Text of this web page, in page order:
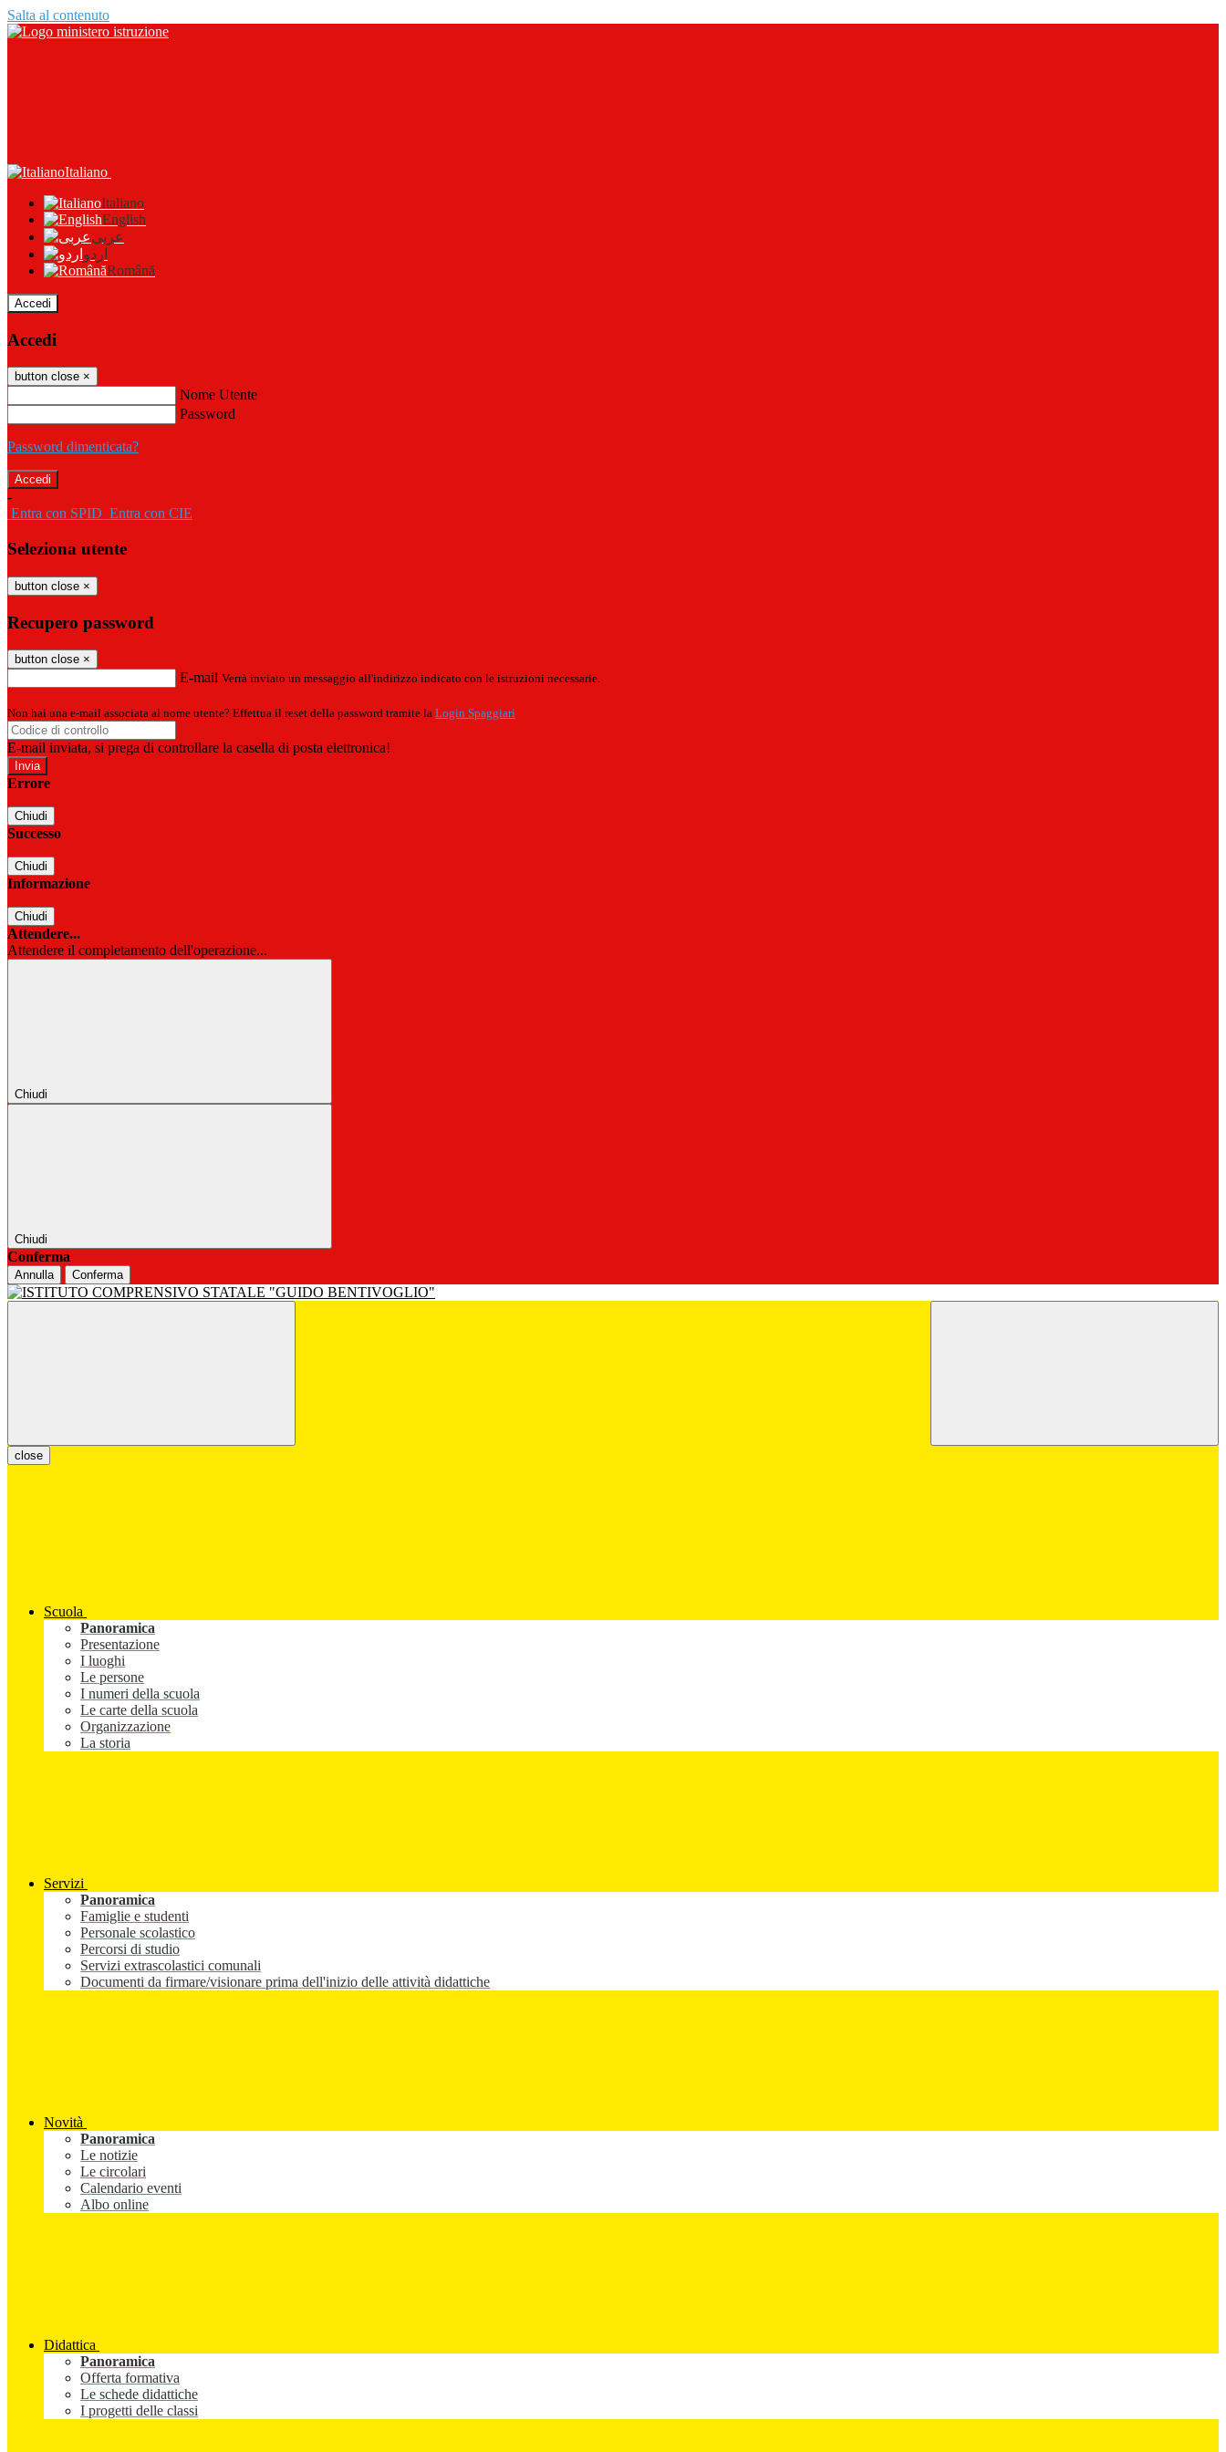
Salta al contenuto
Italiano
Italiano
English
عربى
اردو
Română
Accedi
Accedi
button close ×
Nome Utente
Password
Password dimenticata?
-
Entra con SPID Entra con CIE
Seleziona utente
button close ×
Recupero password
button close ×
E-mail Verrà inviato un messaggio all'indirizzo indicato con le istruzioni necessarie.
Non hai una e-mail associata al nome utente? Effettua il reset della password tramite la Login Spaggiari
E-mail inviata, si prega di controllare la casella di posta elettronica!
Errore
Chiudi
Successo
Chiudi
Informazione
Chiudi
Attendere...
Attendere il completamento dell'operazione...
Chiudi
Chiudi
Conferma
Annulla Conferma
close
Scuola
Panoramica
Presentazione
I luoghi
Le persone
I numeri della scuola
Le carte della scuola
Organizzazione
La storia
Servizi
Panoramica
Famiglie e studenti
Personale scolastico
Percorsi di studio
Servizi extrascolastici comunali
Documenti da firmare/visionare prima dell'inizio delle attività didattiche
Novità
Panoramica
Le notizie
Le circolari
Calendario eventi
Albo online
Didattica
Panoramica
Offerta formativa
Le schede didattiche
I progetti delle classi